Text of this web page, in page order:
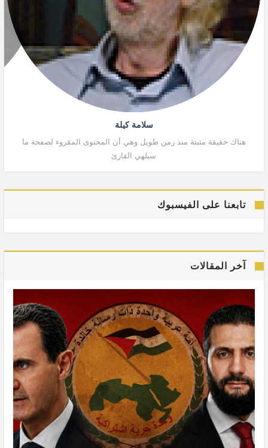
سلامة كيلة
هناك حقيقة مثبتة منذ زمن طويل وهي أن المحتوى المقروء لصفحة ما
سيلهي القارئ
تابعنا على الفيسبوك
آخر المقالات